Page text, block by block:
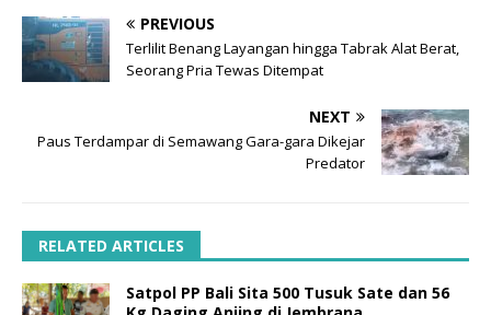
PREVIOUS
Terlilit Benang Layangan hingga Tabrak Alat Berat,
Seorang Pria Tewas Ditempat
NEXT
Paus Terdampar di Semawang Gara-gara Dikejar
Predator
RELATED ARTICLES
Satpol PP Bali Sita 500 Tusuk Sate dan 56